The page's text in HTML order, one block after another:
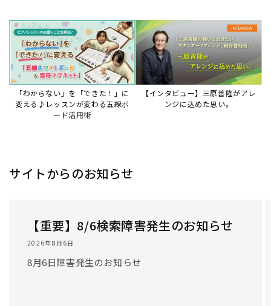
「わからない」を「できた！」に
変える♪レッスンが変わる五線ボ
ード活用術
【インタビュー】三原善隆がアレ
ンジに込めた思い。
サイトからのお知らせ
【重要】8/6検索障害発生のお知らせ
2026年8月6日
8月6日障害発生のお知らせ